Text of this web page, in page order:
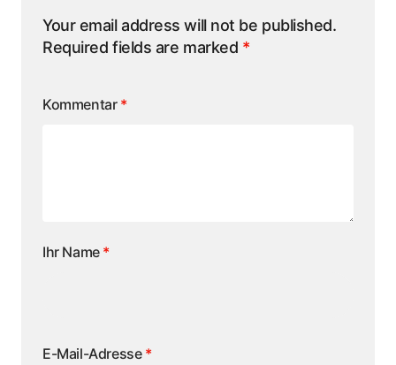
Your email address will not be published.
Required fields are marked *
Kommentar *
Ihr Name *
E-Mail-Adresse *